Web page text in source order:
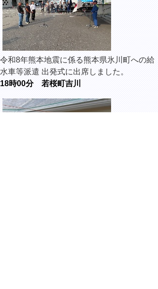
令和8年熊本地震に係る熊本県氷川町への給
水車等派遣 出発式に出席しました。
18時00分 若桜町吉川